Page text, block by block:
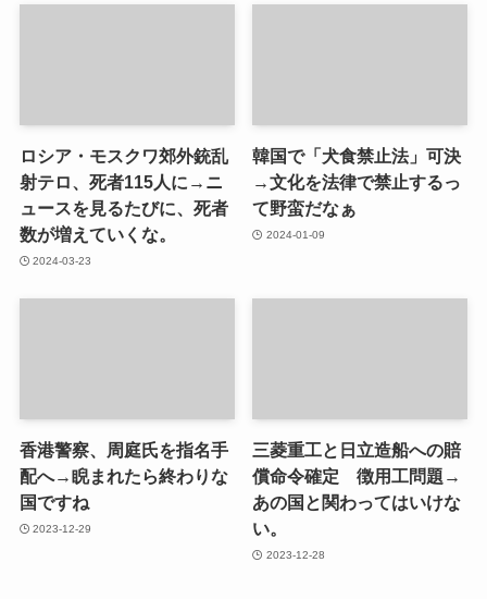
ロシア・モスクワ郊外銃乱
射テロ、死者115人に→ニ
ュースを見るたびに、死者
数が増えていくな。
2024-03-23
韓国で「犬食禁止法」可決
→文化を法律で禁止するっ
て野蛮だなぁ
2024-01-09
香港警察、周庭氏を指名手
配へ→睨まれたら終わりな
国ですね
2023-12-29
三菱重工と日立造船への賠
償命令確定 徴用工問題→
あの国と関わってはいけな
い。
2023-12-28